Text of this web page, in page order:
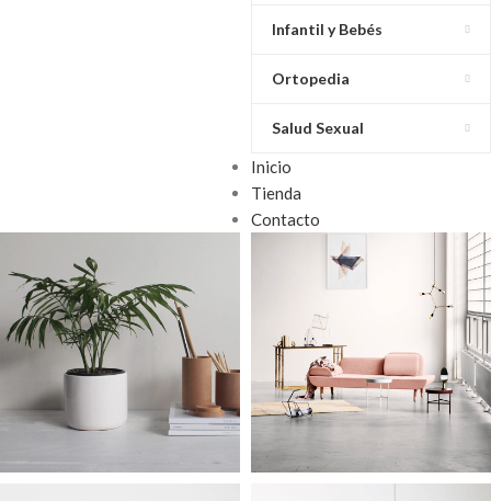
Infantil y Bebés
Ortopedia
Salud Sexual
Inicio
Tienda
Contacto